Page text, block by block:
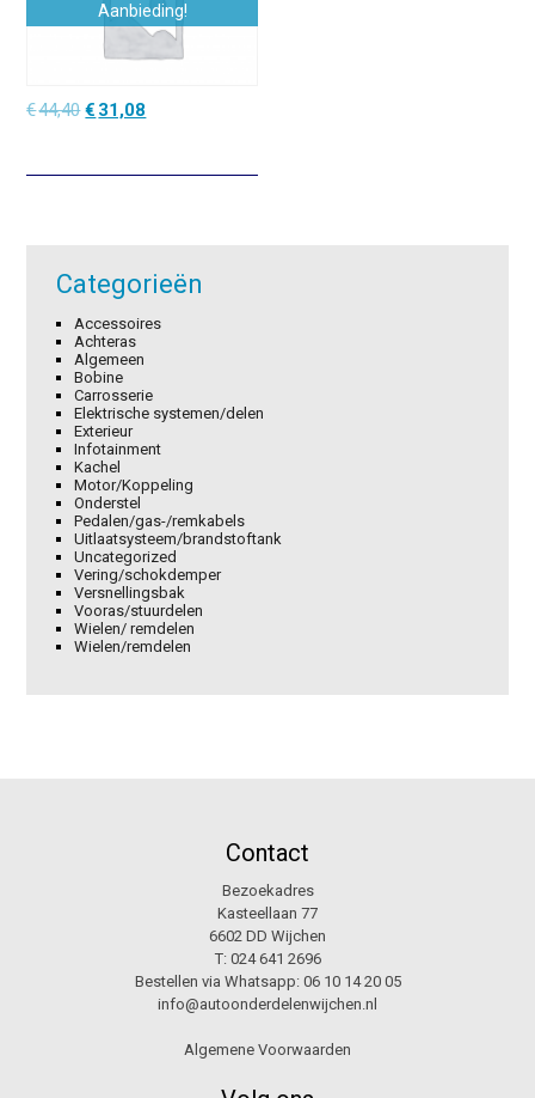
Aanbieding!
€44,40Oorspronkelijke
€44,40.
€ 31,08
€31,08.
Categorieën
Accessoires
Achteras
Algemeen
Bobine
Carrosserie
Elektrische systemen/delen
Exterieur
Infotainment
Kachel
Motor/Koppeling
Onderstel
Pedalen/gas-/remkabels
Uitlaatsysteem/brandstoftank
Uncategorized
Vering/schokdemper
Versnellingsbak
Vooras/stuurdelen
Wielen/ remdelen
Wielen/remdelen
Contact
Bezoekadres
Kasteellaan 77
6602 DD Wijchen
T: 024 641 2696
Bestellen via Whatsapp: 06 10 14 20 05
info@autoonderdelenwijchen.nl
Algemene Voorwaarden